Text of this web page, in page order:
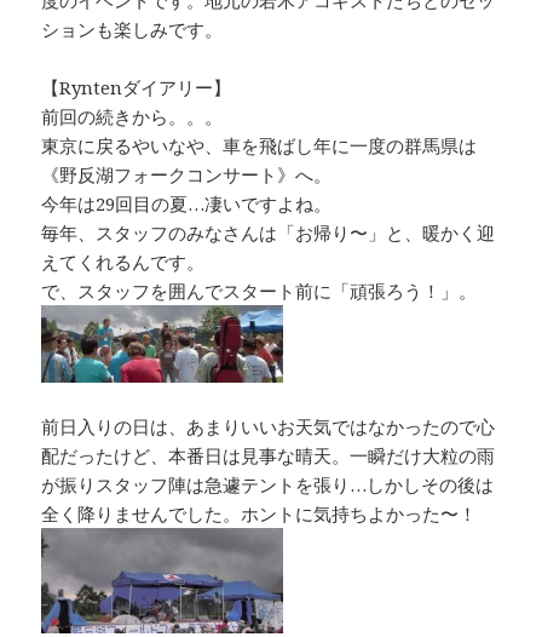
ションも楽しみです。
【Ryntenダイアリー】
前回の続きから。。。
東京に戻るやいなや、車を飛ばし年に一度の群馬県は
《野反湖フォークコンサート》へ。
今年は29回目の夏…凄いですよね。
毎年、スタッフのみなさんは「お帰り〜」と、暖かく迎
えてくれるんです。
で、スタッフを囲んでスタート前に「頑張ろう！」。
前日入りの日は、あまりいいお天気ではなかったので心
配だったけど、本番日は見事な晴天。一瞬だけ大粒の雨
が振りスタッフ陣は急遽テントを張り…しかしその後は
全く降りませんでした。ホントに気持ちよかった〜！